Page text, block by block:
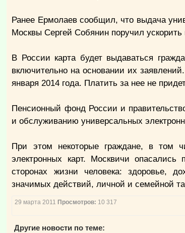
Ранее Ермолаев сообщил, что выдача
Москвы Сергей Собянин поручил
В России карта будет выдаваться
включительно на основании их
января 2014 года. Платить за нее не
Пенсионный фонд России и
и обслуживанию универсальных
При этом некоторые граждане, в том
электронных карт. Москвичи
сторонах жизни человека: здоровье,
значимых действий, личной и семейной
29 марта 2011 Просмотров: 10 317
Другие новости по теме: